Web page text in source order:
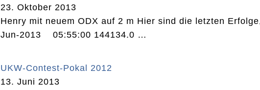
23. Oktober 2013
Henry mit neuem ODX auf 2 m Hier sind die letzten
Jun-2013 05:55:00 144134.0 …
UKW-Contest-Pokal 2012
13. Juni 2013